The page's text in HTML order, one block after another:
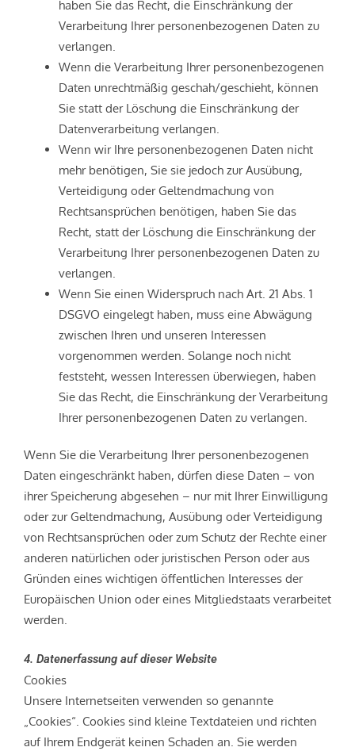
haben Sie das Recht, die Einschränkung der
Verarbeitung Ihrer personenbezogenen Daten zu
verlangen.
Wenn die Verarbeitung Ihrer personenbezogenen
Daten unrechtmäßig geschah/geschieht, können
Sie statt der Löschung die Einschränkung der
Datenverarbeitung verlangen.
Wenn wir Ihre personenbezogenen Daten nicht
mehr benötigen, Sie sie jedoch zur Ausübung,
Verteidigung oder Geltendmachung von
Rechtsansprüchen benötigen, haben Sie das
Recht, statt der Löschung die Einschränkung der
Verarbeitung Ihrer personenbezogenen Daten zu
verlangen.
Wenn Sie einen Widerspruch nach Art. 21 Abs. 1
DSGVO eingelegt haben, muss eine Abwägung
zwischen Ihren und unseren Interessen
vorgenommen werden. Solange noch nicht
feststeht, wessen Interessen überwiegen, haben
Sie das Recht, die Einschränkung der Verarbeitung
Ihrer personenbezogenen Daten zu verlangen.
Wenn Sie die Verarbeitung Ihrer personenbezogenen
Daten eingeschränkt haben, dürfen diese Daten – von
ihrer Speicherung abgesehen – nur mit Ihrer Einwilligung
oder zur Geltendmachung, Ausübung oder Verteidigung
von Rechtsansprüchen oder zum Schutz der Rechte einer
anderen natürlichen oder juristischen Person oder aus
Gründen eines wichtigen öffentlichen Interesses der
Europäischen Union oder eines Mitgliedstaats verarbeitet
werden.
4. Datenerfassung auf dieser Website
Cookies
Unsere Internetseiten verwenden so genannte
„Cookies“. Cookies sind kleine Textdateien und richten
auf Ihrem Endgerät keinen Schaden an. Sie werden